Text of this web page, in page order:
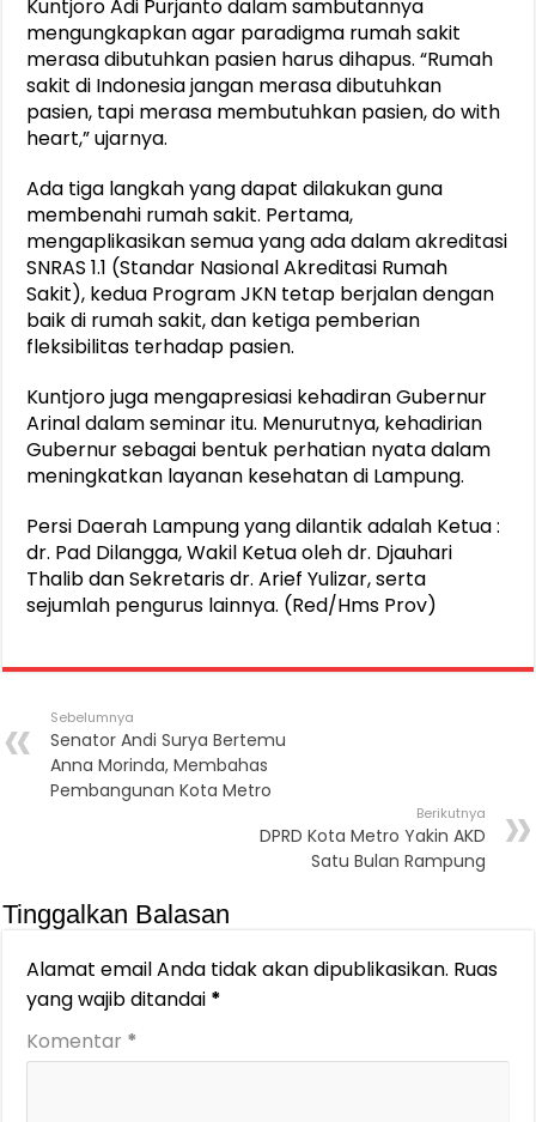
Kuntjoro Adi Purjanto dalam sambutannya
mengungkapkan agar paradigma rumah sakit
merasa dibutuhkan pasien harus dihapus. “Rumah
sakit di Indonesia jangan merasa dibutuhkan
pasien, tapi merasa membutuhkan pasien, do with
heart,” ujarnya.
Ada tiga langkah yang dapat dilakukan guna
membenahi rumah sakit. Pertama,
mengaplikasikan semua yang ada dalam akreditasi
SNRAS 1.1 (Standar Nasional Akreditasi Rumah
Sakit), kedua Program JKN tetap berjalan dengan
baik di rumah sakit, dan ketiga pemberian
fleksibilitas terhadap pasien.
Kuntjoro juga mengapresiasi kehadiran Gubernur
Arinal dalam seminar itu. Menurutnya, kehadirian
Gubernur sebagai bentuk perhatian nyata dalam
meningkatkan layanan kesehatan di Lampung.
Persi Daerah Lampung yang dilantik adalah Ketua :
dr. Pad Dilangga, Wakil Ketua oleh dr. Djauhari
Thalib dan Sekretaris dr. Arief Yulizar, serta
sejumlah pengurus lainnya. (Red/Hms Prov)
Sebelumnya
Senator Andi Surya Bertemu
Anna Morinda, Membahas
Pembangunan Kota Metro
Berikutnya
DPRD Kota Metro Yakin AKD
Satu Bulan Rampung
Tinggalkan Balasan
Alamat email Anda tidak akan dipublikasikan. Ruas
yang wajib ditandai *
Komentar *